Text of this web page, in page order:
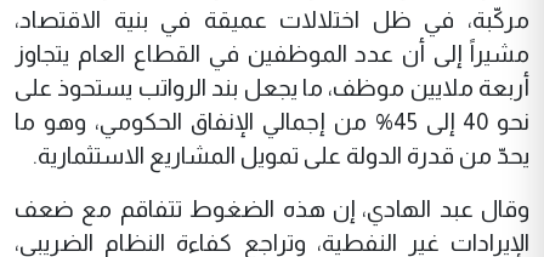
مركّبة، في ظل اختلالات عميقة في بنية الاقتصاد،
مشيراً إلى أن عدد الموظفين في القطاع العام يتجاوز
أربعة ملايين موظف، ما يجعل بند الرواتب يستحوذ على
نحو 40 إلى 45% من إجمالي الإنفاق الحكومي، وهو ما
يحدّ من قدرة الدولة على تمويل المشاريع الاستثمارية.
وقال عبد الهادي، إن هذه الضغوط تتفاقم مع ضعف
الإيرادات غير النفطية، وتراجع كفاءة النظام الضريبي،